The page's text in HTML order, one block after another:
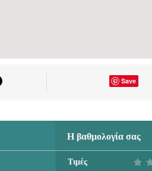
Save
Η βαθμολογία σας
Τιμές